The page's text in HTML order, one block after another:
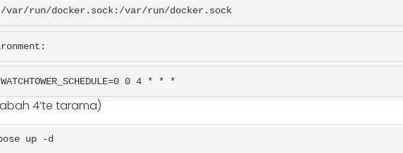
- /var/run/docker.sock:/var/run/docker.sock
- WATCHTOWER_SCHEDULE=0 0 4 * * *
4’te tarama)
up -d